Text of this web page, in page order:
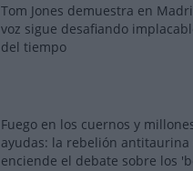
Tom Jones demuestra en
voz sigue desafiando
del tiempo
Fuego en los cuernos y
ayudas: la rebelión
enciende el debate sobre los